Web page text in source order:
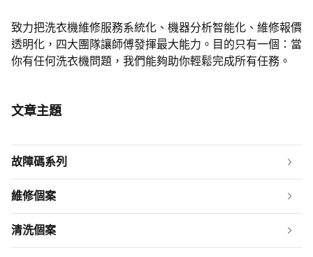
致力把洗衣機維修服務系統化、機器分析智能化、維修報價
透明化，四大團隊讓師傅發揮最大能力。目的只有一個：當
你有任何洗衣機問題，我們能夠助你輕鬆完成所有任務。
文章主題
故障碼系列
維修個案
清洗個案